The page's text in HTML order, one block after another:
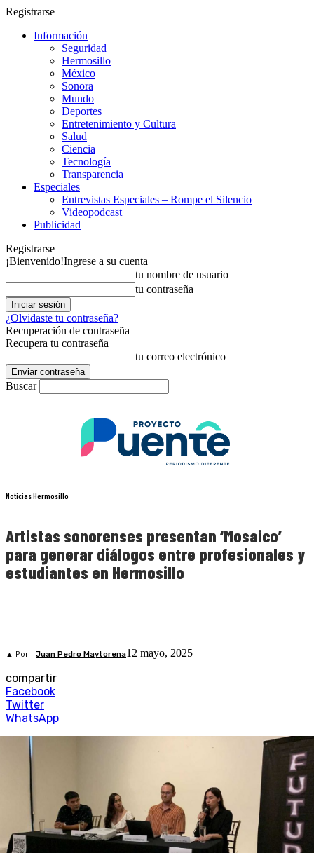
Registrarse
Información
Seguridad
Hermosillo
México
Sonora
Mundo
Deportes
Entretenimiento y Cultura
Salud
Ciencia
Tecnología
Transparencia
Especiales
Entrevistas Especiales – Rompe el Silencio
Videopodcast
Publicidad
Registrarse
¡Bienvenido!Ingrese a su cuenta
tu nombre de usuario
tu contraseña
¿Olvidaste tu contraseña?
Recuperación de contraseña
Recupera tu contraseña
tu correo electrónico
Buscar
Noticias Hermosillo
Artistas sonorenses presentan ‘Mosaico’
para generar diálogos entre profesionales y
estudiantes en Hermosillo
▲ Por Juan Pedro Maytorena12 mayo, 2025
compartir
Facebook
Twitter
WhatsApp